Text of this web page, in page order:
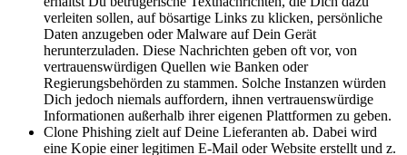
verleiten sollen, auf bösartige Links zu klicken, persönliche
Daten anzugeben oder Malware auf Dein Gerät
herunterzuladen. Diese Nachrichten geben oft vor, von
vertrauenswürdigen Quellen wie Banken oder
Regierungsbehörden zu stammen. Solche Instanzen würden
Dich jedoch niemals auffordern, ihnen vertrauenswürdige
Informationen außerhalb ihrer eigenen Plattformen zu geben.
Clone Phishing zielt auf Deine Lieferanten ab. Dabei wird
eine Kopie einer legitimen E-Mail oder Website erstellt und z.